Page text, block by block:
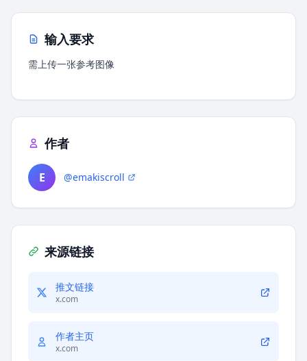
输入要求
需上传一张参考图像
作者
E @emakiscroll
来源链接
推文链接
x.com
作者主页
x.com